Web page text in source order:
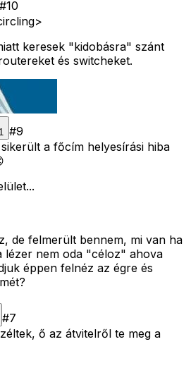
#10
keresek "kidobásra" szánt
és switcheket.
1 #9
a főcím helyesírási hiba
de felmerült bennem, mi van ha
lézer nem oda "céloz" ahova
éppen felnéz az égre és
#7
ő az átvitelről te meg a